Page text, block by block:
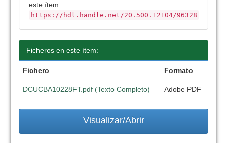
este ítem:
https://hdl.handle.net/20.500.12104/96328
Ficheros en este ítem:
Fichero Formato
DCUCBA10228FT.pdf (Texto Completo) Adobe PDF
Visualizar/Abrir